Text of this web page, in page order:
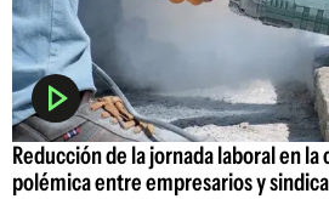
Reducción de la jornada laboral en
polémica entre empresarios y